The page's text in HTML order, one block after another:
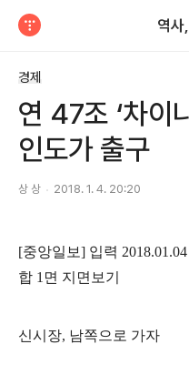
역사
경제
연 47조 ‘차이
인도가 출구
상 상 2018. 1. 4. 20:20
[중앙일보] 입력 2018.01.04
합 1 면 지면보기
신시장, 남쪽으로 가자